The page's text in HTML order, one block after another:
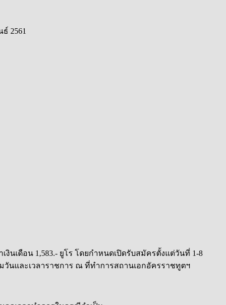
2561
นเดือน 1,583.- ยูโร โดยกำหนดเปิดรับสมัครตั้งแต่วันที่ 1-8
วันและเวลาราชการ ณ ที่ทำการสถานเอกอัครราชทูตฯ